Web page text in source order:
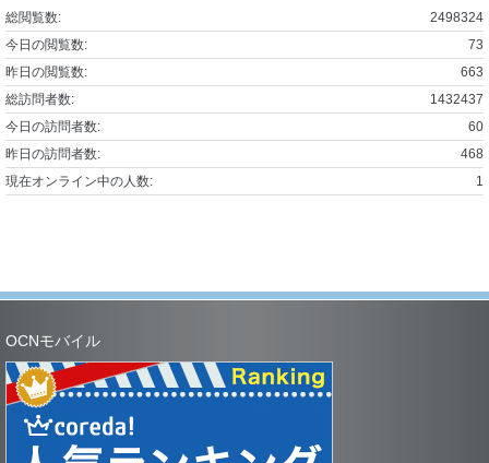
2498324
総閲覧数:
73
今日の閲覧数:
663
昨日の閲覧数:
1432437
総訪問者数:
60
今日の訪問者数:
468
昨日の訪問者数:
1
現在オンライン中の人数:
OCNモバイル